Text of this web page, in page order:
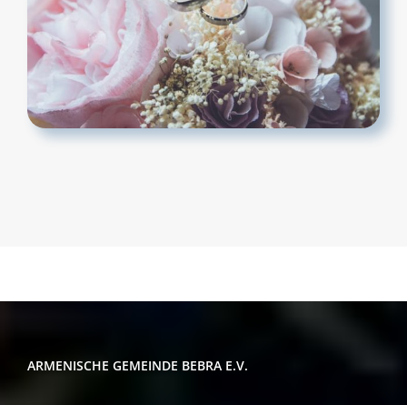
ARMENISCHE GEMEINDE BEBRA E.V.